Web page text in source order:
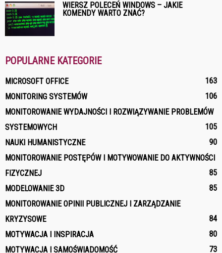
WIERSZ POLECEŃ WINDOWS – JAKIE
KOMENDY WARTO ZNAĆ?
POPULARNE KATEGORIE
MICROSOFT OFFICE
163
MONITORING SYSTEMÓW
106
MONITOROWANIE WYDAJNOŚCI I ROZWIĄZYWANIE PROBLEMÓW
SYSTEMOWYCH
105
NAUKI HUMANISTYCZNE
90
MONITOROWANIE POSTĘPÓW I MOTYWOWANIE DO AKTYWNOŚCI
FIZYCZNEJ
85
MODELOWANIE 3D
85
MONITOROWANIE OPINII PUBLICZNEJ I ZARZĄDZANIE
KRYZYSOWE
84
MOTYWACJA I INSPIRACJA
80
MOTYWACJA I SAMOŚWIADOMOŚĆ
73